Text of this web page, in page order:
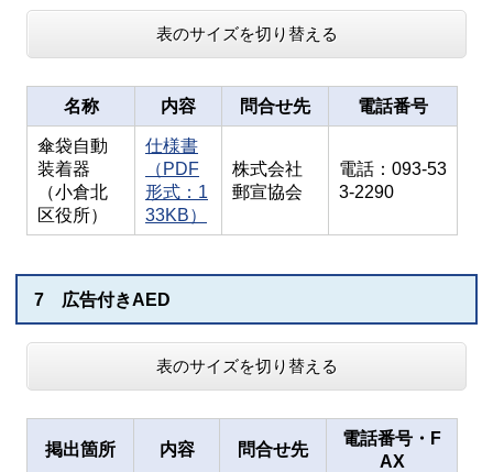
表のサイズを切り替える
名称 内容 問合せ先 電話番号
傘袋自動
装着器
（小倉北
区役所）
仕様書
（PDF
形式：1
33KB）
株式会社
郵宣協会
電話：093-53
3-2290
7 広告付きAED
表のサイズを切り替える
掲出箇所 内容 問合せ先
電話番号・F
AX